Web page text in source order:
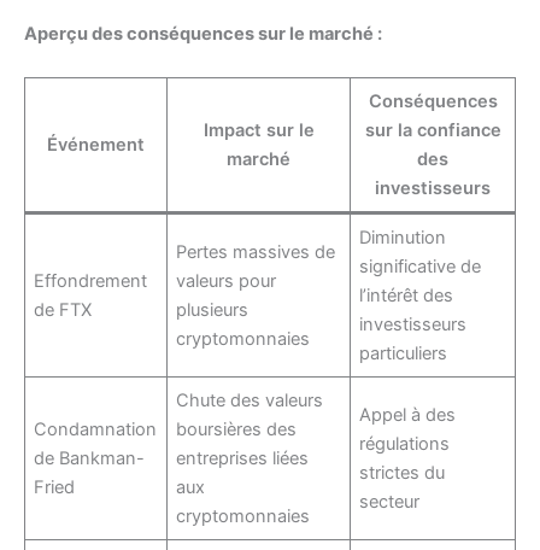
Aperçu des conséquences sur le marché :
Événement
Impact sur le
marché
Conséquences
sur la confiance
des
investisseurs
Effondrement
de FTX
Pertes massives de
valeurs pour
plusieurs
cryptomonnaies
Diminution
significative de
l’intérêt des
investisseurs
particuliers
Condamnation
de Bankman-
Fried
Chute des valeurs
boursières des
entreprises liées
aux
cryptomonnaies
Appel à des
régulations
strictes du
secteur